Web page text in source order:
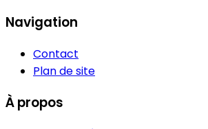
Navigation
Contact
Plan de site
À propos